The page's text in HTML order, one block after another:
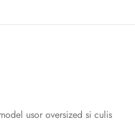
usor oversized si culis